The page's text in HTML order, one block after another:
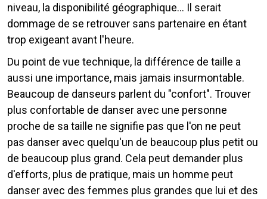
niveau, la disponibilité géographique... Il serait
dommage de se retrouver sans partenaire en étant
trop exigeant avant l'heure.
Du point de vue technique, la différence de taille a
aussi une importance, mais jamais insurmontable.
Beaucoup de danseurs parlent du "confort". Trouver
plus confortable de danser avec une personne
proche de sa taille ne signifie pas que l'on ne peut
pas danser avec quelqu'un de beaucoup plus petit ou
de beaucoup plus grand. Cela peut demander plus
d'efforts, plus de pratique, mais un homme peut
danser avec des femmes plus grandes que lui et des